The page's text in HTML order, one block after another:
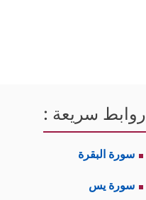
روابط سريعة :
سورة البقرة
سورة يس